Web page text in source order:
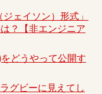
ェイソン）形式」
？【非エンジニア
どうやって公開す
グビーに見えてし